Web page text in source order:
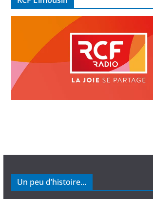
Un peu d’histoire…